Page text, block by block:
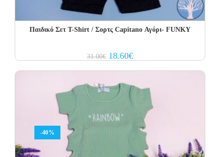
Παιδικό Σετ Τ-Shirt / Σορτς Capitano Αγόρι- FUNKY
31.00€ Original
price
18.60€Current
price
-40%